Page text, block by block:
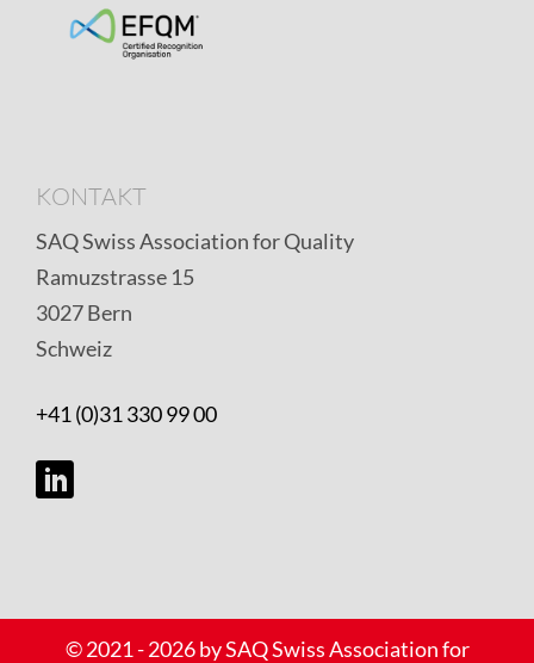
KONTAKT
SAQ Swiss Association for Quality
Ramuzstrasse 15
3027 Bern
Schweiz
+41 (0)31 330 99 00
Copyright
© 2021 - 2026 by SAQ Swiss Association for